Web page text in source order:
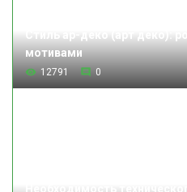
мотивами
12791 0